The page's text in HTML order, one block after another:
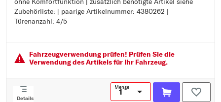
Zubehörliste: | paarige Artikelnummer: 4380262 |
Türenanzahl: 4/5
Schalterfunktion: ohne Komfortfunktion
zusätzlich benötigte Artikel siehe Zubehörliste:
Türenanzahl: 4/5
Fahrzeugver­wendung prüfen! Prüfen Sie die
Verwendung des Artikels für Ihr Fahrzeug.
Details
Menge